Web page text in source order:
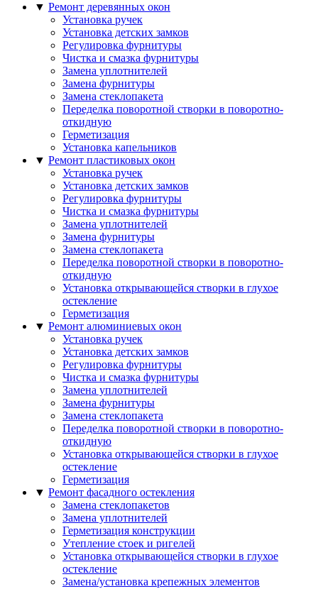
▼ Ремонт деревянных окон
Установка ручек
Установка детских замков
Регулировка фурнитуры
Чистка и смазка фурнитуры
Замена уплотнителей
Замена фурнитуры
Замена стеклопакета
Переделка поворотной створки в поворотно-
откидную
Герметизация
Установка капельников
▼ Ремонт пластиковых окон
Установка ручек
Установка детских замков
Регулировка фурнитуры
Чистка и смазка фурнитуры
Замена уплотнителей
Замена фурнитуры
Замена стеклопакета
Переделка поворотной створки в поворотно-
откидную
Установка открывающейся створки в глухое
остекление
Герметизация
▼ Ремонт алюминиевых окон
Установка ручек
Установка детских замков
Регулировка фурнитуры
Чистка и смазка фурнитуры
Замена уплотнителей
Замена фурнитуры
Замена стеклопакета
Переделка поворотной створки в поворотно-
откидную
Установка открывающейся створки в глухое
остекление
Герметизация
▼ Ремонт фасадного остекления
Замена стеклопакетов
Замена уплотнителей
Герметизация конструкции
Утепление стоек и ригелей
Установка открывающейся створки в глухое
остекление
Замена/установка крепежных элементов